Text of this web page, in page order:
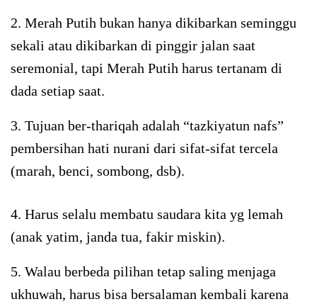
2. Merah Putih bukan hanya dikibarkan seminggu
sekali atau dikibarkan di pinggir jalan saat
seremonial, tapi Merah Putih harus tertanam di
dada setiap saat.
3. Tujuan ber-thariqah adalah “tazkiyatun nafs”
pembersihan hati nurani dari sifat-sifat tercela
(marah, benci, sombong, dsb).
4. Harus selalu membatu saudara kita yg lemah
(anak yatim, janda tua, fakir miskin).
5. Walau berbeda pilihan tetap saling menjaga
ukhuwah, harus bisa bersalaman kembali karena